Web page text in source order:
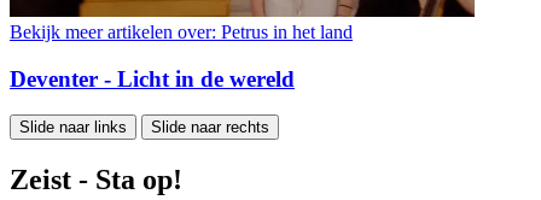
Bekijk meer artikelen over: Petrus in het land
Deventer - Licht in de wereld
Slide naar links Slide naar rechts
Zeist - Sta op!